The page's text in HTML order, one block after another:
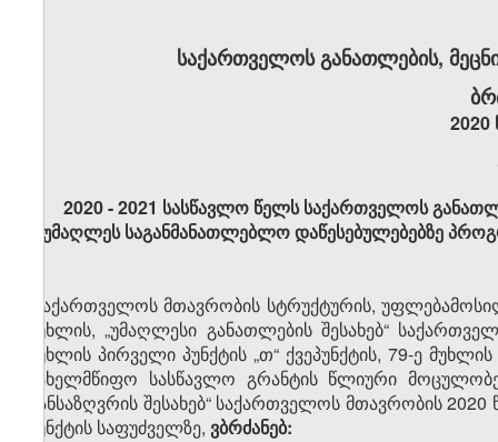
საქართველოს განათლების,
2020
2020 - 2021 სასწავლო წელს საქართველოს
უმაღლეს საგანმანათლებლო დაწესებულებებზე
„საქართველოს მთავრობის სტრუქტურის,
მუხლის, „უმაღლესი განათლების შესახებ“
მუხლის პირველი პუნქტის „თ“ ქვეპუნქტის, 79-ე
სახელმწიფო სასწავლო გრანტის წლიური
განსაზღვრის შესახებ“ საქართველოს მთავრობის
პუნქტის საფუძველზე, ვბრძანებ: